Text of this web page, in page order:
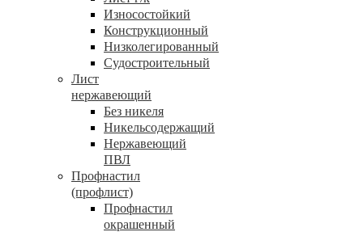
Износостойкий
Конструкционный
Низколегированный
Судостроительный
Лист
нержавеющий
Без никеля
Никельсодержащий
Нержавеющий
ПВЛ
Профнастил
(профлист)
Профнастил
окрашенный